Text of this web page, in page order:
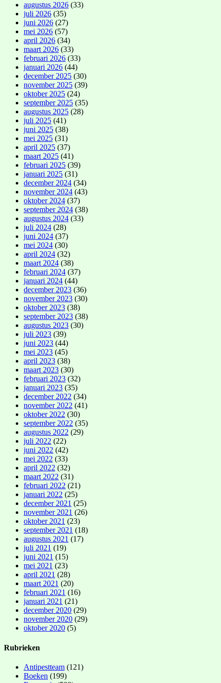
augustus 2026 (33)
juli 2026 (35)
juni 2026 (27)
mei 2026 (57)
april 2026 (34)
maart 2026 (33)
februari 2026 (33)
januari 2026 (44)
december 2025 (30)
november 2025 (39)
oktober 2025 (24)
september 2025 (35)
augustus 2025 (28)
juli 2025 (41)
juni 2025 (38)
mei 2025 (31)
april 2025 (37)
maart 2025 (41)
februari 2025 (39)
januari 2025 (31)
december 2024 (34)
november 2024 (43)
oktober 2024 (37)
september 2024 (38)
augustus 2024 (33)
juli 2024 (28)
juni 2024 (37)
mei 2024 (30)
april 2024 (32)
maart 2024 (38)
februari 2024 (37)
januari 2024 (44)
december 2023 (36)
november 2023 (30)
oktober 2023 (38)
september 2023 (38)
augustus 2023 (30)
juli 2023 (39)
juni 2023 (44)
mei 2023 (45)
april 2023 (38)
maart 2023 (30)
februari 2023 (32)
januari 2023 (35)
december 2022 (34)
november 2022 (41)
oktober 2022 (30)
september 2022 (35)
augustus 2022 (29)
juli 2022 (22)
juni 2022 (42)
mei 2022 (33)
april 2022 (32)
maart 2022 (31)
februari 2022 (21)
januari 2022 (25)
december 2021 (25)
november 2021 (26)
oktober 2021 (23)
september 2021 (18)
augustus 2021 (17)
juli 2021 (19)
juni 2021 (15)
mei 2021 (23)
april 2021 (28)
maart 2021 (20)
februari 2021 (16)
januari 2021 (21)
december 2020 (29)
november 2020 (29)
oktober 2020 (5)
Rubrieken
Antipestteam (121)
Boeken (199)